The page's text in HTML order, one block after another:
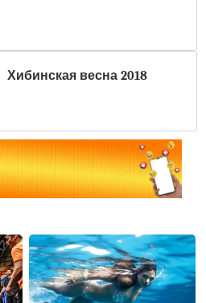
Хибинская весна 2018